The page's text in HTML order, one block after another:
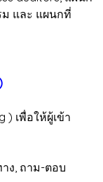
ม และ แผนกที่
เพื่อให้ผู้เข้า
ง, ถาม-ตอบ